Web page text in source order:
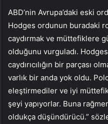
ABD’nin Avrupa’daki eski
Hodges ordunun buradaki
caydırmak ve müttefiklere
olduğunu vurguladı.
caydırıcılığın bir parçası
varlık bir anda yok oldu.
eleştirmediler ve iyi
şeyi yapıyorlar. Buna
oldukça düşündürücü.”